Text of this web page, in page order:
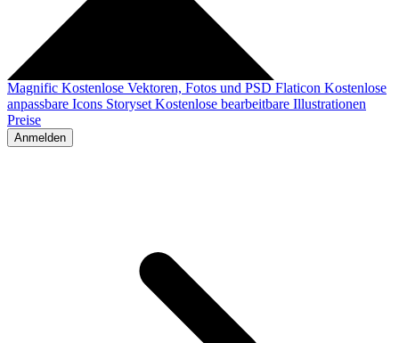
Magnific Kostenlose Vektoren, Fotos und PSD Flaticon Kostenlose
anpassbare Icons Storyset Kostenlose bearbeitbare Illustrationen
Preise
Anmelden